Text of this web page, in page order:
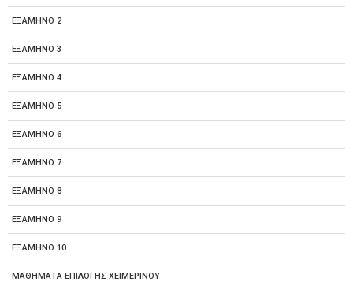
ΕΞΑΜΗΝΟ 2
ΕΞΑΜΗΝΟ 3
ΕΞΑΜΗΝΟ 4
ΕΞΑΜΗΝΟ 5
ΕΞΑΜΗΝΟ 6
ΕΞΑΜΗΝΟ 7
ΕΞΑΜΗΝΟ 8
ΕΞΑΜΗΝΟ 9
ΕΞΑΜΗΝΟ 10
ΜΑΘΗΜΑΤΑ ΕΠΙΛΟΓΗΣ ΧΕΙΜΕΡΙΝΟΥ